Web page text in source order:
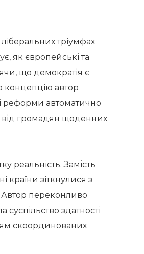
тріумфах
як європейські та
що демократія є
концепцію автор
реформи автоматично
від громадян щоденних
реальність. Замість
країни зіткнулися з
Автор переконливо
здатності
скоординованих